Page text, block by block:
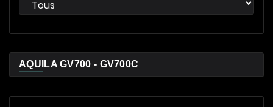
AQUILA GV700 - GV700C